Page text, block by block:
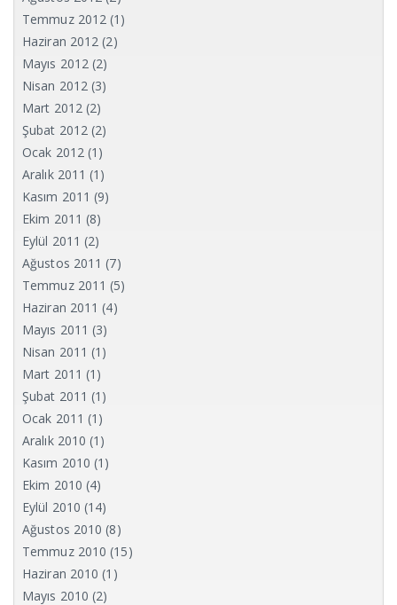
Temmuz 2012 (1)
Haziran 2012 (2)
Mayıs 2012 (2)
Nisan 2012 (3)
Mart 2012 (2)
Şubat 2012 (2)
Ocak 2012 (1)
Aralık 2011 (1)
Kasım 2011 (9)
Ekim 2011 (8)
Eylül 2011 (2)
Ağustos 2011 (7)
Temmuz 2011 (5)
Haziran 2011 (4)
Mayıs 2011 (3)
Nisan 2011 (1)
Mart 2011 (1)
Şubat 2011 (1)
Ocak 2011 (1)
Aralık 2010 (1)
Kasım 2010 (1)
Ekim 2010 (4)
Eylül 2010 (14)
Ağustos 2010 (8)
Temmuz 2010 (15)
Haziran 2010 (1)
Mayıs 2010 (2)